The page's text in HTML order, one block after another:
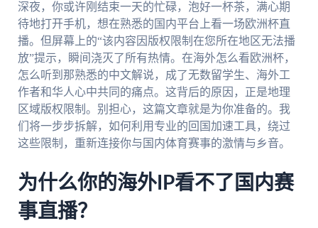
深夜，你或许刚结束一天的忙碌，泡好一杯茶，满心期
待地打开手机，想在熟悉的国内平台上看一场欧洲杯直
播。但屏幕上的“该内容因版权限制在您所在地区无法播
放”提示，瞬间浇灭了所有热情。在海外怎么看欧洲杯，
怎么听到那熟悉的中文解说，成了无数留学生、海外工
作者和华人心中共同的痛点。这背后的原因，正是地理
区域版权限制。别担心，这篇文章就是为你准备的。我
们将一步步拆解，如何利用专业的回国加速工具，绕过
这些限制，重新连接你与国内体育赛事的激情与乡音。
为什么你的海外IP看不了国内赛
事直播？